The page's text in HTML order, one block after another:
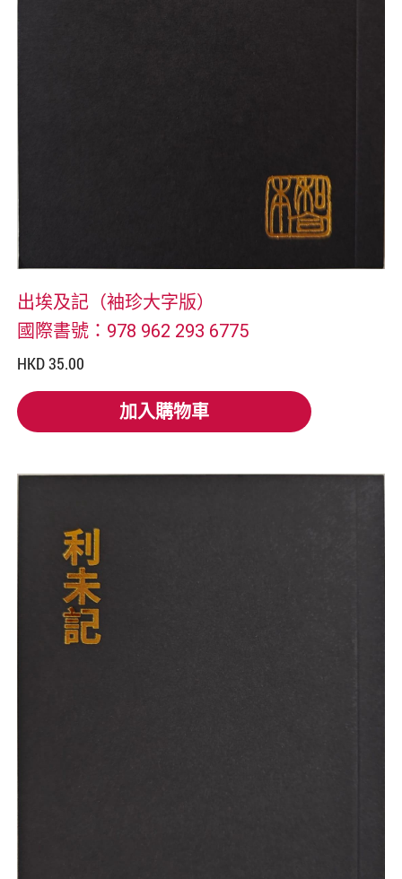
出埃及記（袖珍大字版）
國際書號：978 962 293 6775
HKD 35.00
加入購物車
加入購物車